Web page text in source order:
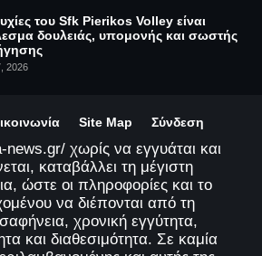
του Sfk Pierikos Volley είναι
δουλειάς, υπομονής και σωστής
2026
Site Map Σύνδεση
χωρίς να εγγυάται και
καταβάλλει τη μέγιστη
ώστε οι πληροφορίες και το
να διέπονται από τη
χρονική εγγύτητα,
και διαθεσιμότητα. Σε καμία